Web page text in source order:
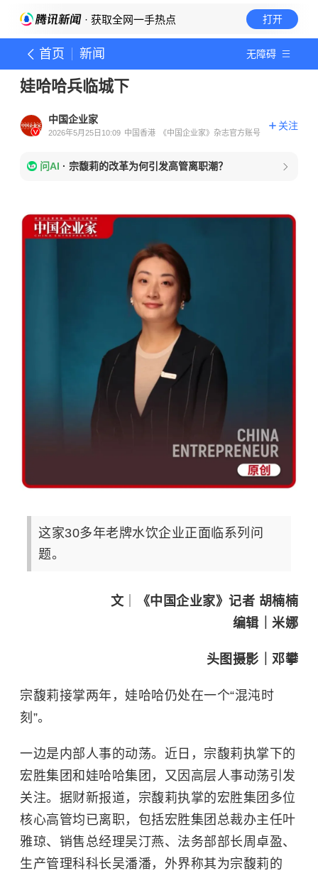
· 获取全网一手热点 打开
首页 新闻 无障碍
娃哈哈兵临城下
中国企业家
2026年5月25日10:09 中国香港 《中国企业家》杂志官方账号
关注
问AI · 宗馥莉的改革为何引发高管离职潮？
这家30多年老牌水饮企业正面临系列问
题。
文｜
《中国企业家》记者 胡楠楠
编辑｜米娜
头图摄影｜邓攀
宗馥莉接掌两年，娃哈哈仍处在一个“混沌时
刻”。
一边是内部人事的动荡。近日，宗馥莉执掌下的
宏胜集团和娃哈哈集团，又因高层人事动荡引发
关注。据财新报道，宗馥莉执掌的宏胜集团多位
核心高管均已离职，包括宏胜集团总裁办主任叶
雅琼、销售总经理吴汀燕、法务部部长周卓盈、
生产管理科科长吴潘潘，外界称其为宗馥莉的